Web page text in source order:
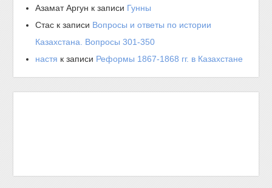
Азамат Аргун к записи Гунны
Стас к записи Вопросы и ответы по истории
Казахстана. Вопросы 301-350
настя к записи Реформы 1867-1868 гг. в Казахстане